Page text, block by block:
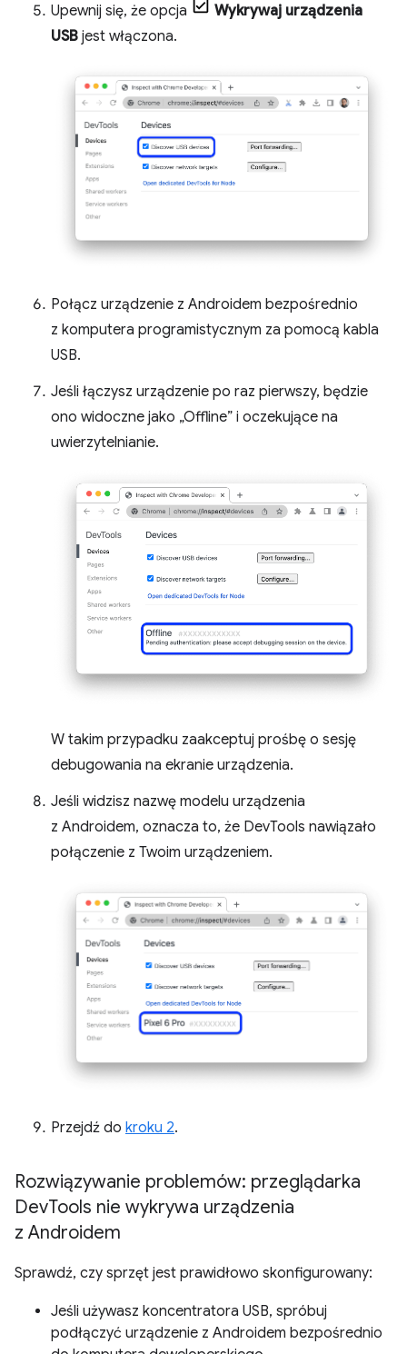
Upewnij się, że opcja
Wykrywaj urządzenia
USB jest włączona.
Połącz urządzenie z Androidem bezpośrednio
z komputera programistycznym za pomocą kabla
USB.
Jeśli łączysz urządzenie po raz pierwszy, będzie
ono widoczne jako „Offline” i oczekujące na
uwierzytelnianie.
W takim przypadku zaakceptuj prośbę o sesję
debugowania na ekranie urządzenia.
Jeśli widzisz nazwę modelu urządzenia
z Androidem, oznacza to, że DevTools nawiązało
połączenie z Twoim urządzeniem.
Przejdź do kroku 2.
Rozwiązywanie problemów: przeglądarka
DevTools nie wykrywa urządzenia
z Androidem
Sprawdź, czy sprzęt jest prawidłowo skonfigurowany:
Jeśli używasz koncentratora USB, spróbuj
podłączyć urządzenie z Androidem bezpośrednio